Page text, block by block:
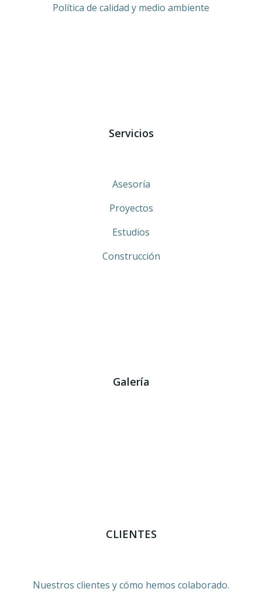
Política de calidad y medio ambiente
Servicios
Asesoría
Proyectos
Estudios
Construcción
Galería
CLIENTES
Nuestros clientes y cómo hemos colaborado.